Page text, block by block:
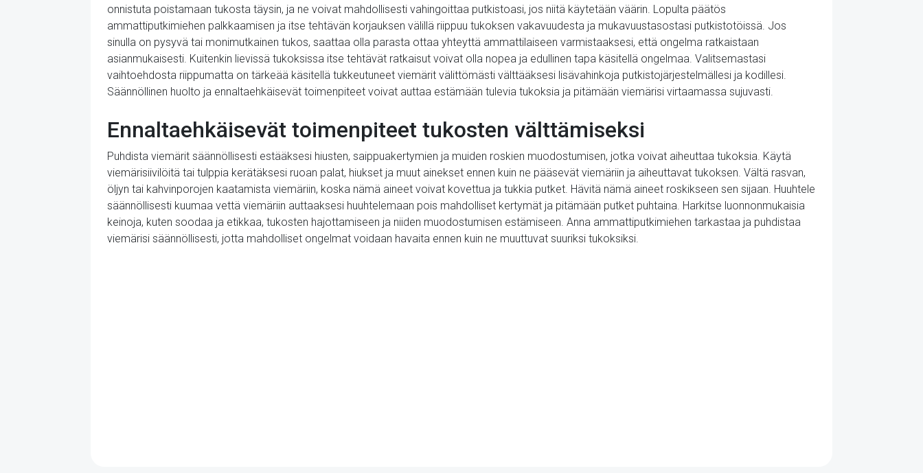
onnistuta poistamaan tukosta täysin, ja ne voivat mahdollisesti vahingoittaa putkistoasi, jos niitä käytetään väärin. Lopulta päätös
ammattiputkimiehen palkkaamisen ja itse tehtävän korjauksen välillä riippuu tukoksen vakavuudesta ja mukavuustasostasi putkistotöissä. Jos
sinulla on pysyvä tai monimutkainen tukos, saattaa olla parasta ottaa yhteyttä ammattilaiseen varmistaaksesi, että ongelma ratkaistaan
asianmukaisesti. Kuitenkin lievissä tukoksissa itse tehtävät ratkaisut voivat olla nopea ja edullinen tapa käsitellä ongelmaa. Valitsemastasi
vaihtoehdosta riippumatta on tärkeää käsitellä tukkeutuneet viemärit välittömästi välttääksesi lisävahinkoja putkistojärjestelmällesi ja kodillesi.
Säännöllinen huolto ja ennaltaehkäisevät toimenpiteet voivat auttaa estämään tulevia tukoksia ja pitämään viemärisi virtaamassa sujuvasti.
Ennaltaehkäisevät toimenpiteet tukosten välttämiseksi
Puhdista viemärit säännöllisesti estääksesi hiusten, saippuakertymien ja muiden roskien muodostumisen, jotka voivat aiheuttaa tukoksia. Käytä
viemärisiivilöitä tai tulppia kerätäksesi ruoan palat, hiukset ja muut ainekset ennen kuin ne pääsevät viemäriin ja aiheuttavat tukoksen. Vältä rasvan,
öljyn tai kahvinporojen kaatamista viemäriin, koska nämä aineet voivat kovettua ja tukkia putket. Hävitä nämä aineet roskikseen sen sijaan. Huuhtele
säännöllisesti kuumaa vettä viemäriin auttaaksesi huuhtelemaan pois mahdolliset kertymät ja pitämään putket puhtaina. Harkitse luonnonmukaisia
keinoja, kuten soodaa ja etikkaa, tukosten hajottamiseen ja niiden muodostumisen estämiseen. Anna ammattiputkimiehen tarkastaa ja puhdistaa
viemärisi säännöllisesti, jotta mahdolliset ongelmat voidaan havaita ennen kuin ne muuttuvat suuriksi tukoksiksi.